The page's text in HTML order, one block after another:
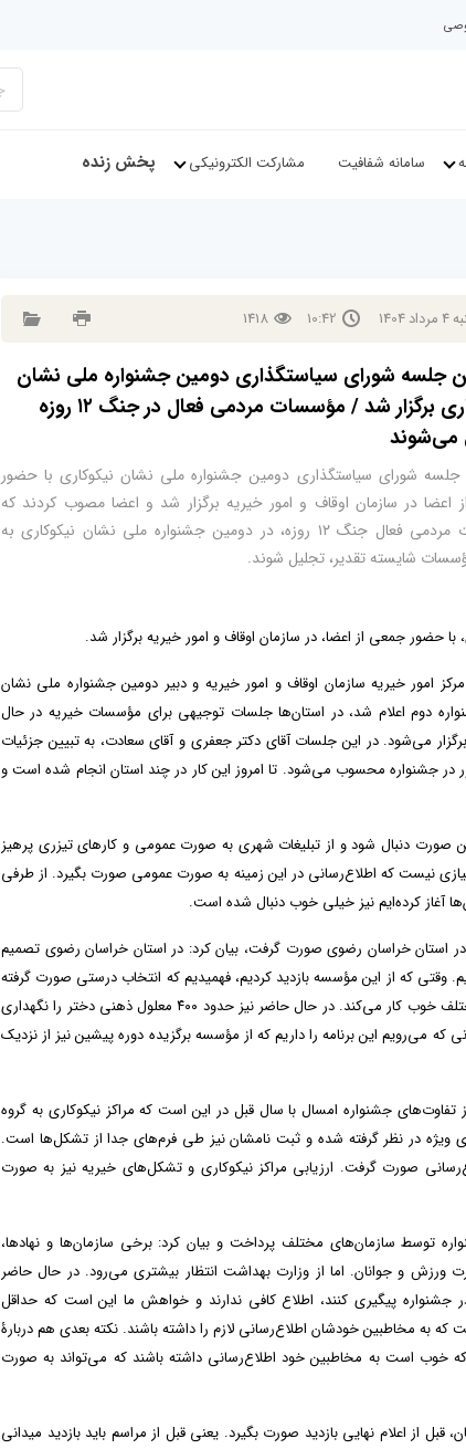
سامانه شفافیت مشارکت الکترونیکی پخش زنده
4مرداد 1404
10:42
1418
جلسه شورای سیاستگذاری دومین جشنواره ملی نشان
نیکوکاری برگزار شد / مؤسسات مردمی فعال در جنگ ۱۲ روزه
می‌شوند
جلسه شورای سیاستگذاری دومین جشنواره ملی نشان نیکوکاری با حضور
اعضا در سازمان اوقاف و امور خیریه برگزار شد و اعضا مصوب کردند که
مؤسسات مردمی فعال جنگ ۱۲ روزه، در دومین جشنواره ملی نشان نیکوکاری به
شایسته تقدیر، تجلیل شوند.
جمعی از اعضا، در سازمان اوقاف و امور خیریه برگزار شد.
امور خیریه سازمان اوقاف و امور خیریه و دبیر دومین جشنواره ملی نشان
دوم اعلام شد، در استان‌ها جلسات توجیهی برای مؤسسات خیریه در حال
می‌شود. در این جلسات آقای دکتر جعفری و آقای سعادت، به تبیین جزئیات
جشنواره محسوب می‌شود. تا امروز این کار در چند استان انجام شده است و
صورت دنبال شود و از تبلیغات شهری به صورت عمومی و کار‌های تیزری پرهیز
نیست که اطلاع‌رسانی در این زمینه به صورت عمومی صورت بگیرد. از طرفی
کرده‌ایم نیز خیلی خوب دنبال شده است.
استان خراسان رضوی صورت گرفت، بیان کرد: در استان خراسان رضوی تصمیم
وقتی که از این مؤسسه بازدید کردیم، فهمیدیم که انتخاب درستی صورت گرفته
است. این مؤسسه، از معلولان ذهنی نگهداری می‌کند و واقعاً در ابعاد مختلف خوب کار می‌کند. در حال حاضر نیز حدود ۴۰۰ معلول ذهنی دختر را نگهداری
که می‌رویم این برنامه را داریم که از مؤسسه برگزیده دوره پیشین نیز از نزدیک
جشنواره امسال با سال قبل در این است که مراکز نیکوکاری به گروه
ویژه در نظر گرفته شده و ثبت نامشان نیز طی فرم‌های جدا از تشکل‌ها است.
صورت گرفت. ارزیابی مراکز نیکوکاری و تشکل‌های خیریه نیز به صورت
توسط سازمان‌های مختلف پرداخت و بیان کرد: برخی سازمان‌ها و نهادها،
ورزش و جوانان. اما از وزارت بهداشت انتظار بیشتری می‌رود. در حال حاضر
پیگیری کنند، اطلاع کافی ندارند و خواهش ما این است که حداقل
که به مخاطبین خودشان اطلاع‌رسانی لازم را داشته باشند. نکته بعدی هم دربارۀ
است به مخاطبین خود اطلاع‌رسانی داشته باشند که می‌تواند به صورت
از اعلام نهایی بازدید صورت بگیرد. یعنی قبل از مراسم باید بازدید میدانی